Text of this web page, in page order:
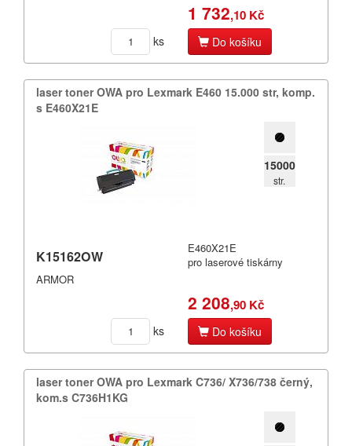
1 732,10 Kč
ks Do košíku
laser toner OWA pro Lexmark E460 15.​000 str,​ komp.​
s E460X21E
15000
str.
K15162OW
ARMOR
E460X21E
pro laserové tiskárny
2 208,90 Kč
ks Do košíku
laser toner OWA pro Lexmark C736/​ X736/​738 černý,​
kom.​s C736H1KG